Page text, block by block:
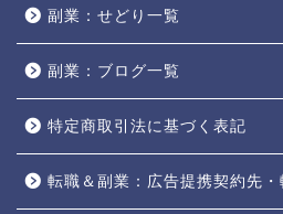
副業：せどり一覧
副業：ブログ一覧
特定商取引法に基づく表記
転職＆副業：広告提携契約先・